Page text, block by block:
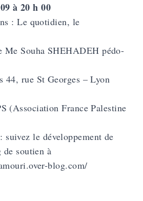
à 20 h 00
: Le quotidien, le
Me Souha SHEHADEH pédo-
44, rue St Georges – Lyon
(Association France Palestine
: suivez le développement de
de soutien à
blog.com/